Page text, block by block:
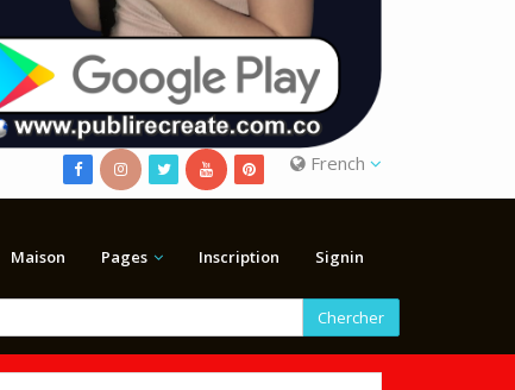
French
Maison Pages Inscription Signin
Chercher